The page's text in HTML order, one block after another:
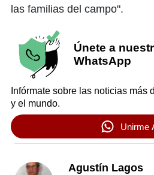
las familias del campo".
Únete a
WhatsApp
Infórmate sobre las noticias más
y el mundo.
Unirme
Agustín Lagos